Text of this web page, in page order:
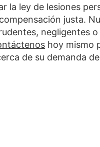
la ley de lesiones
justa.
negligentes
hoy mismo
de su demanda